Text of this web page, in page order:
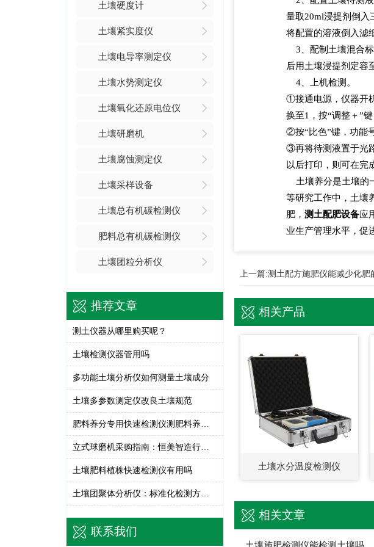
土壤硬度计
土壤紧实度仪
土壤电导率测定仪
土壤水势测定仪
土壤氧化还原电位仪
土壤研磨机
土壤腐蚀测定仪
土壤采样设备
土壤总有机碳检测仪
肥料总有机碳检测仪
土壤团粒分析仪
推荐文章
测土仪器从哪里购买呢？
土壤检测仪器管用吗
多功能土壤分析仪如何测量土壤成分
土壤多参数测定仪改良土壤规范
肥料养分专用快速检测仪测肥料养分含量
立式球磨机采购指南：恒美智造行星式球磨机选购全攻略
土壤肥料植株快速检测仪有用吗
土壤团聚体分析仪：标准化检测方法与在土壤结构研究中的价值
联系我们
量取20ml浸提剂倒入
将配置的溶液倒入滤
3、配制土壤混合标
后用土壤浸提剂定容
4、上机检测。
①接通电源，仪器开
换至1，按“调整＋”
②按“比色”键，功能
③再将待测液置于光
以后打印，则可在完
土壤养分是土壤的
等研究工作中，土壤
肥，测土配肥设备应
业生产管理水平，促
上一篇:测土配方施肥仪能减少化肥
相关产品
土壤水分温度检测仪
相关文章